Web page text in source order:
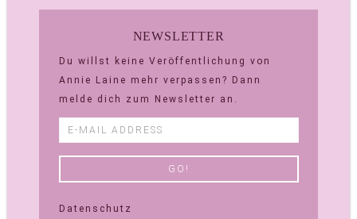
NEWSLETTER
Du willst keine Veröffentlichung von
Annie Laine mehr verpassen? Dann
melde dich zum Newsletter an.
Datenschutz